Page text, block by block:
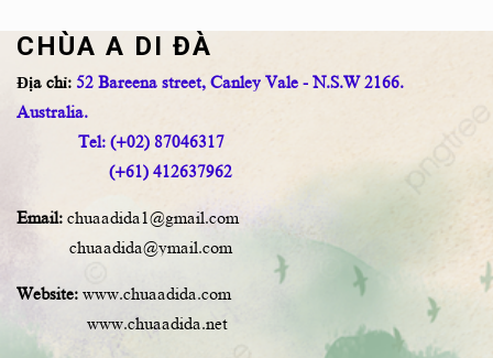
CHÙA A DI ĐÀ
Địa chỉ: 52 Bareena street, Canley Vale - N.S.W 2166.
Australia.
Tel: (+02) 87046317
(+61) 412637962
Email: chuaadida1@gmail.com
chuaadida@ymail.com
Website: www.chuaadida.com
www.chuaadida.net